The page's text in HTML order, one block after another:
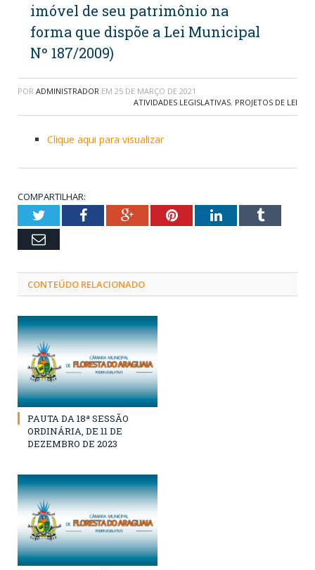
imóvel de seu patrimônio na
forma que dispõe a Lei Municipal
Nº 187/2009)
POR ADMINISTRADOR EM 25 DE MARÇO DE 2021
ATIVIDADES LEGISLATIVAS, PROJETOS DE LEI
Clique aqui para visualizar
COMPARTILHAR:
TwitterFacebookGoogle+PinterestLinkedInTumblr
Email
CONTEÚDO RELACIONADO
PAUTA DA 18ª SESSÃO
ORDINÁRIA, DE 11 DE
DEZEMBRO DE 2023